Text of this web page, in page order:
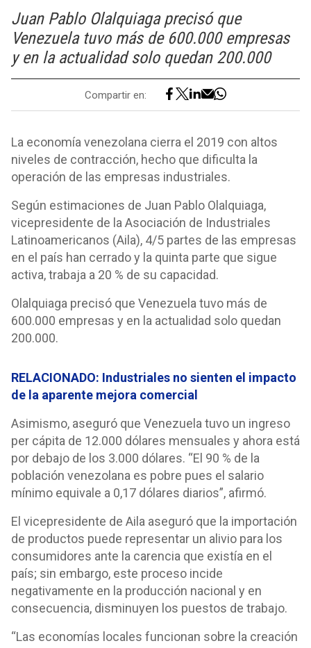
Juan Pablo Olalquiaga precisó que
Venezuela tuvo más de 600.000 empresas
y en la actualidad solo quedan 200.000
Compartir en:
La economía venezolana cierra el 2019 con altos
niveles de contracción, hecho que dificulta la
operación de las empresas industriales.
Según estimaciones de Juan Pablo Olalquiaga,
vicepresidente de la Asociación de Industriales
Latinoamericanos (Aila), 4/5 partes de las empresas
en el país han cerrado y la quinta parte que sigue
activa, trabaja a 20 % de su capacidad.
Olalquiaga precisó que Venezuela tuvo más de
600.000 empresas y en la actualidad solo quedan
200.000.
RELACIONADO: Industriales no sienten el impacto
de la aparente mejora comercial
Asimismo, aseguró que Venezuela tuvo un ingreso
per cápita de 12.000 dólares mensuales y ahora está
por debajo de los 3.000 dólares. “El 90 % de la
población venezolana es pobre pues el salario
mínimo equivale a 0,17 dólares diarios”, afirmó.
El vicepresidente de Aila aseguró que la importación
de productos puede representar un alivio para los
consumidores ante la carencia que existía en el
país; sin embargo, este proceso incide
negativamente en la producción nacional y en
consecuencia, disminuyen los puestos de trabajo.
“Las economías locales funcionan sobre la creación